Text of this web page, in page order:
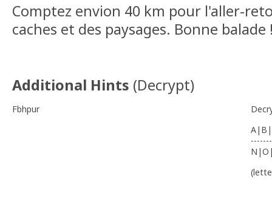
Comptez envion 40 km pour l'aller-
caches et des paysages. Bonne
Additional Hints (Decrypt)
Fbhpur